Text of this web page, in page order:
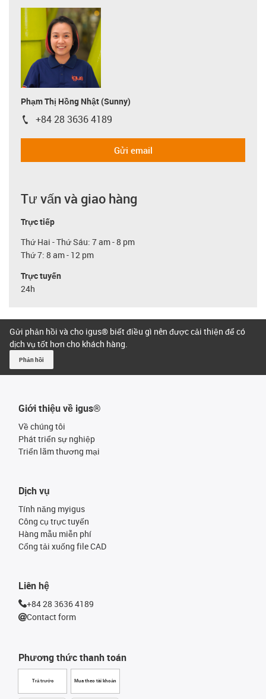
Phạm Thị Hồng Nhật (Sunny)
igus-icon-phone
+84 28 3636 4189
Gửi email
Tư vấn và giao hàng
Trực tiếp
Thứ Hai - Thứ Sáu: 7 am - 8 pm
Thứ 7: 8 am - 12 pm
Trực tuyến
24h
Gửi phản hồi và cho igus® biết điều gì nên được cải thiện để có
dịch vụ tốt hơn cho khách hàng.
Phản hồi
Giới thiệu về igus®
Về chúng tôi
Phát triển sự nghiệp
Triển lãm thương mại
Phương thức thanh toán
Trả trước Mua theo tài khoản
Dịch vụ
Tính năng myigus
Công cụ trực tuyến
Hàng mẫu miễn phí
Cổng tải xuống file CAD
Liên hệ
+84 28 3636 4189
Contact form